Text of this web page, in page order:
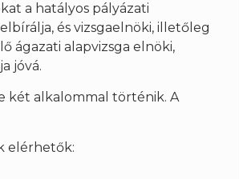
a hatályos pályázati
és vizsgaelnöki, illetőleg
ágazati alapvizsga elnöki,
jóvá.
két alkalommal történik. A
elérhetők: